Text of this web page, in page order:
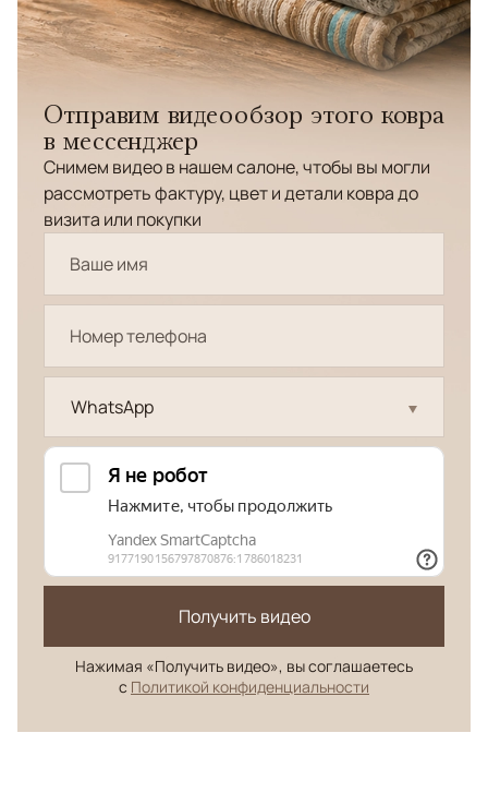
Отправим видеообзор этого ковра
в мессенджер
Снимем видео в нашем салоне, чтобы вы могли
рассмотреть фактуру, цвет и детали ковра до
визита или покупки
WhatsApp
Получить видео
Нажимая «Получить видео», вы соглашаетесь
с Политикой конфиденциальности